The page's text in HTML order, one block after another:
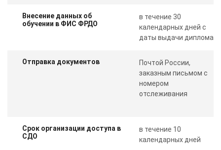
Внесение данных об
обучении в ФИС ФРДО
в течение 30
календарных дней с
даты выдачи диплома
Отправка документов
Почтой России,
заказным письмом с
номером
отслеживания
Срок организации доступа в
СДО
в течение 10
календарных дней